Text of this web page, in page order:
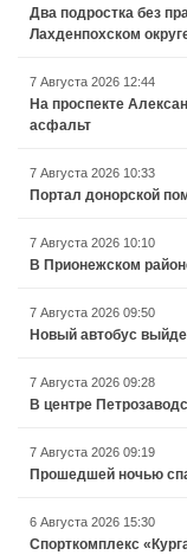
Два подростка без
Лахденпохском
7 Августа 2026 12:44
На проспекте
асфальт
7 Августа 2026 10:33
Портал донорской
7 Августа 2026 10:10
В Прионежском
7 Августа 2026 09:50
Новый автобус
7 Августа 2026 09:28
В центре
7 Августа 2026 09:19
Прошедшей ночью
6 Августа 2026 15:30
Спорткомплекс